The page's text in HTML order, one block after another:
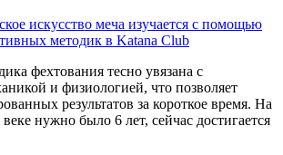
фехтования тесно увязана с
и физиологией, что позволяет
результатов за короткое время. На
нужно было 6 лет, сейчас достигается